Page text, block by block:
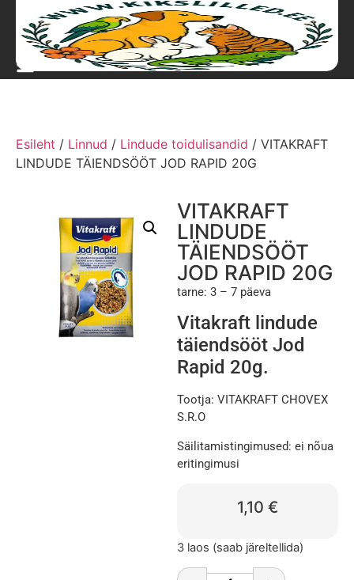
Esileht / Linnud / Lindude toidulisandid / VITAKRAFT
LINDUDE TÄIENDSÖÖT JOD RAPID 20G
VITAKRAFT
LINDUDE
TÄIENDSÖÖT
JOD RAPID 20G
tarne: 3 – 7 päeva
Vitakraft lindude
täiendsööt Jod
Rapid 20g.
Tootja: VITAKRAFT CHOVEX
S.R.O
Säilitamistingimused: ei nõua
eritingimusi
1,10 €
3 laos (saab järeltellida)